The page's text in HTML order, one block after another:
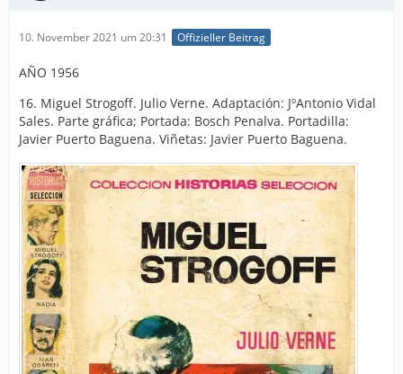
10. November 2021 um 20:31 Offizieller Beitrag
AÑO 1956
16. Miguel Strogoff. Julio Verne. Adaptación: JºAntonio Vidal
Sales. Parte gráfica; Portada: Bosch Penalva. Portadilla:
Javier Puerto Baguena. Viñetas: Javier Puerto Baguena.